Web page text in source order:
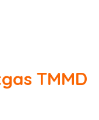
TMMD